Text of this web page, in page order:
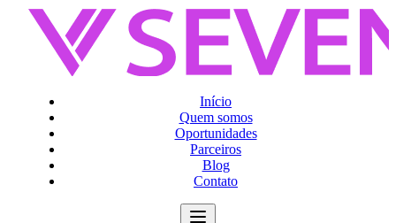
Início
Quem somos
Oportunidades
Parceiros
Blog
Contato